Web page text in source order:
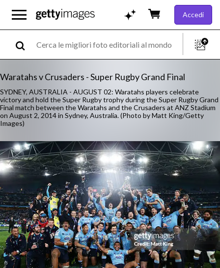
Accedi
Waratahs v Crusaders - Super Rugby Grand Final
SYDNEY, AUSTRALIA - AUGUST 02: Waratahs players celebrate
victory and hold the Super Rugby trophy during the Super Rugby Grand
Final match between the Waratahs and the Crusaders at ANZ Stadium
on August 2, 2014 in Sydney, Australia. (Photo by Matt King/Getty
Images)